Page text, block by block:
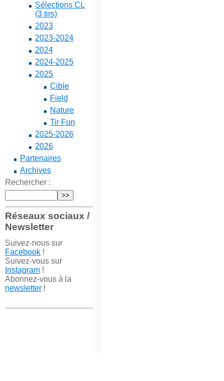
Sélections CL
(3 tirs)
2023
2023-2024
2024
2024-2025
2025
Cible
Field
Nature
Tir Fun
2025-2026
2026
Partenaires
Archives
Rechercher :
Réseaux sociaux /
Newsletter
Suivez-nous sur
Facebook!
Suivez-vous sur
Instagram!
Abonnez-vous à la
newsletter!